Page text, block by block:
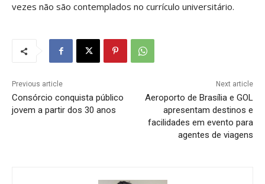
vezes não são contemplados no currículo universitário.
Previous article
Consórcio conquista público
jovem a partir dos 30 anos
Next article
Aeroporto de Brasília e GOL
apresentam destinos e
facilidades em evento para
agentes de viagens